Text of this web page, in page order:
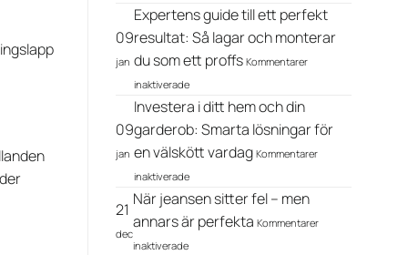
dunjacka
och
ytterkläder
utan
strykjärn
guide
till
laglappar
09
jan
Expertens guide till ett perfekt
resultat: Så lagar och monterar
du som ett proffs Kommentarer
inaktiverade
guide
till
ett
perfekt
lagar
och
monterar
09
jan
Investera i ditt hem och din
garderob: Smarta lösningar för
en välskött vardag Kommentarer
inaktiverade
i
ditt
hem
21
dec
När jeansen sitter fel – men
annars är perfekta Kommentarer
inaktiverade